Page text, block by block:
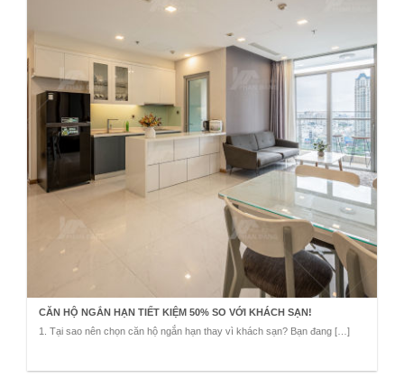
CĂN HỘ NGẮN HẠN TIẾT KIỆM 50% SO VỚI KHÁCH SẠN!
1. Tại sao nên chọn căn hộ ngắn hạn thay vì khách sạn? Bạn đang […]